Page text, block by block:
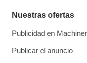
Nuestras ofertas
Publicidad en
Publicar el anuncio